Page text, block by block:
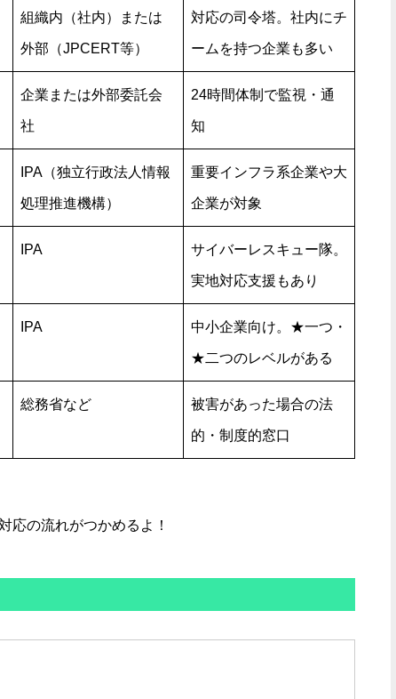
組織内（社内）または
外部（JPCERT等）
対応の司令塔。社内にチ
ームを持つ企業も多い
企業または外部委託会
社
24時間体制で監視・通
知
IPA（独立行政法人情報
処理推進機構）
重要インフラ系企業や大
企業が対象
IPA サイバーレスキュー隊。
実地対応支援もあり
IPA 中小企業向け。★一つ・
★二つのレベルがある
総務省など 被害があった場合の法
的・制度的窓口
応の流れがつかめるよ！